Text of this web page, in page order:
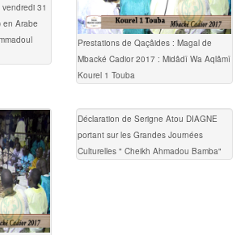
31
en Arabe
Prestations de Qaçâides : Magal de
Mbacké Cadior 2017 : Midâdî Wa Aqlâmî
Kourel 1 Touba
Déclaration de Serigne Atou DIAGNE
portant sur les Grandes Journées
Culturelles " Cheikh Ahmadou Bamba"